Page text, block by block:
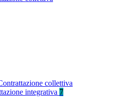
collettiva
integrativa 7